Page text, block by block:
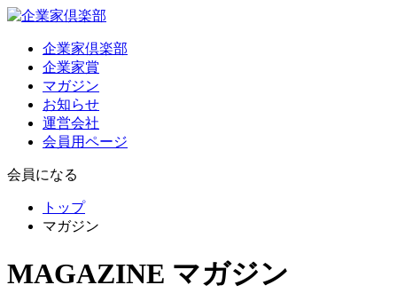
企業家倶楽部
企業家賞
マガジン
お知らせ
運営会社
会員用ページ
会員になる
トップ
マガジン
MAGAZINE マガジン